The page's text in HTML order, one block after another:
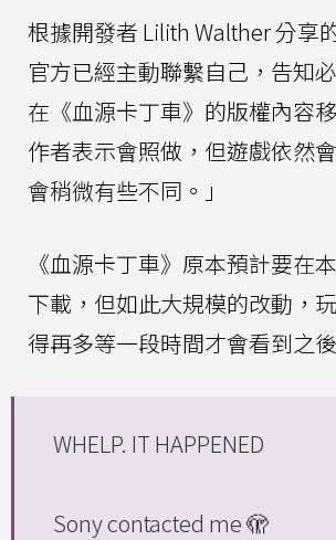
根據開發者 Lilith Walther 分享
官方已經主動聯繫自己，告知
在《血源卡丁車》的版權內容
作者表示會照做，但遊戲依然
會稍微有些不同。」
《血源卡丁車》原本預計要在
下載，但如此大規模的改動，
得再多等一段時間才會看到之
WHELP. IT HAPPENED
Sony contacted me 🫣